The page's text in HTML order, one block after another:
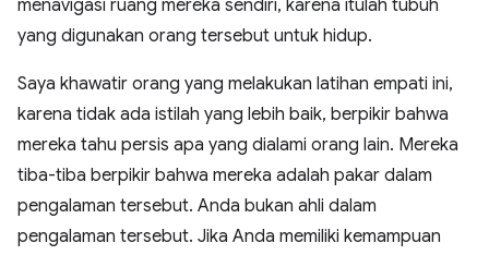
menavigasi ruang mereka sendiri, karena itulah tubuh
yang digunakan orang tersebut untuk hidup.
Saya khawatir orang yang melakukan latihan empati ini,
karena tidak ada istilah yang lebih baik, berpikir bahwa
mereka tahu persis apa yang dialami orang lain. Mereka
tiba-tiba berpikir bahwa mereka adalah pakar dalam
pengalaman tersebut. Anda bukan ahli dalam
pengalaman tersebut. Jika Anda memiliki kemampuan